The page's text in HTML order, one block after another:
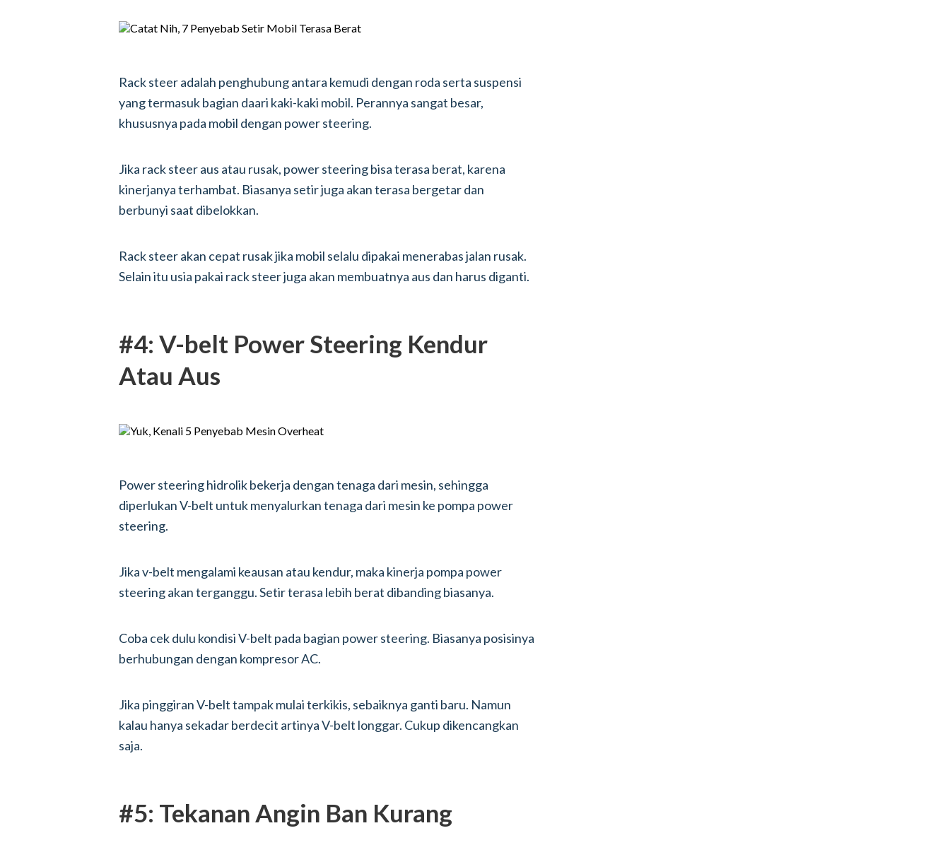
Rack steer adalah penghubung antara kemudi dengan roda serta suspensi
yang termasuk bagian daari kaki-kaki mobil. Perannya sangat besar,
khususnya pada mobil dengan power steering.
Jika rack steer aus atau rusak, power steering bisa terasa berat, karena
kinerjanya terhambat. Biasanya setir juga akan terasa bergetar dan
berbunyi saat dibelokkan.
Rack steer akan cepat rusak jika mobil selalu dipakai menerabas jalan rusak.
Selain itu usia pakai rack steer juga akan membuatnya aus dan harus diganti.
#4: V-belt Power Steering Kendur
Atau Aus
Power steering hidrolik bekerja dengan tenaga dari mesin, sehingga
diperlukan V-belt untuk menyalurkan tenaga dari mesin ke pompa power
steering.
Jika v-belt mengalami keausan atau kendur, maka kinerja pompa power
steering akan terganggu. Setir terasa lebih berat dibanding biasanya.
Coba cek dulu kondisi V-belt pada bagian power steering. Biasanya posisinya
berhubungan dengan kompresor AC.
Jika pinggiran V-belt tampak mulai terkikis, sebaiknya ganti baru. Namun
kalau hanya sekadar berdecit artinya V-belt longgar. Cukup dikencangkan
saja.
#5: Tekanan Angin Ban Kurang